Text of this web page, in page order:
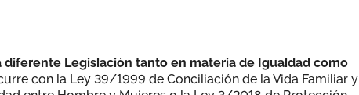
diferente Legislación tanto en materia de Igualdad como
con la Ley 39/1999 de Conciliación de la Vida Familiar y